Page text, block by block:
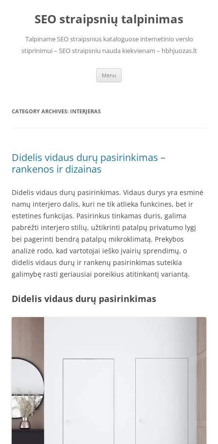
contentSEO straipsnių talpinimas
Talpiname SEO straipsnius kataloguose internetinio verslo
stiprinimui – SEO straipsniu nauda kiekvienam – hbhjuozas.lt
Menu
CATEGORY ARCHIVES: INTERJERAS
Didelis vidaus durų pasirinkimas –
rankenos ir dizainas
Didelis vidaus durų pasirinkimas. Vidaus durys yra esminė
namų interjero dalis, kuri ne tik atlieka funkcines, bet ir
estetines funkcijas. Pasirinkus tinkamas duris, galima
pabrėžti interjero stilių, užtikrinti patalpų privatumo lygį
bei pagerinti bendrą patalpų mikroklimatą. Prekybos
analizė rodo, kad vartotojai ieško įvairių sprendimų, o
didelis vidaus durų ir rankenų pasirinkimas suteikia
galimybę rasti geriausiai poreikius atitinkantį variantą.
Didelis vidaus durų pasirinkimas